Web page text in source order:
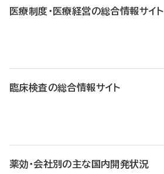
医療制度・医療経営の総合情報サイト
臨床検査の総合情報サイト
薬効・会社別の主な国内開発状況